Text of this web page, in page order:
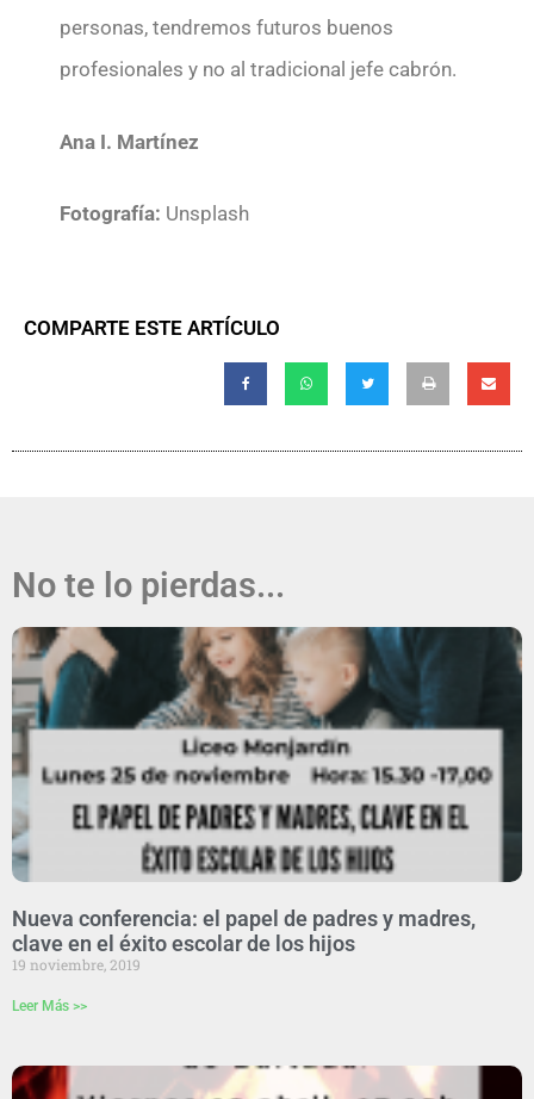
personas, tendremos futuros buenos
profesionales y no al tradicional jefe cabrón.
Ana I. Martínez
Fotografía: Unsplash
COMPARTE ESTE ARTÍCULO
No te lo pierdas...
Nueva conferencia: el papel de padres y madres,
clave en el éxito escolar de los hijos
19 noviembre, 2019
Leer Más >>